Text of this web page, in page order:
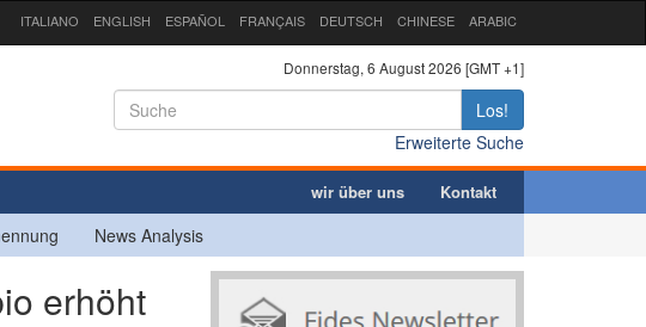
ITALIANO ENGLISH ESPAÑOL FRANÇAIS DEUTSCH CHINESE ARABIC
Donnerstag, 6 August 2026 [GMT +1]
Los!
Erweiterte Suche
wir über uns Kontakt
News Analysis
erhöht